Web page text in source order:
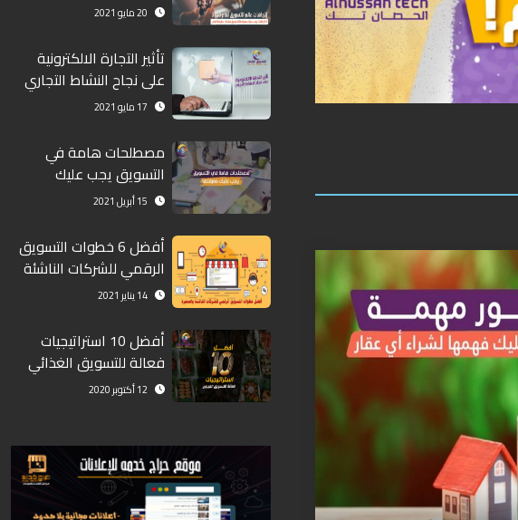
20 مايو 2021
تأثير التجارة الالكترونية
على نجاح النشاط التجاري
17 مايو 2021
مصطلحات هامة في
التسويق يجب عليك
معرفتها
15 أبريل 2021
أفضل 6 خطوات التسويق
الرقمي للشركات الناشئة
والصغيرة
14 يناير 2021
أفضل 10 استراتيجيات
فعالة للتسويق الغذائي
12 أكتوبر 2020